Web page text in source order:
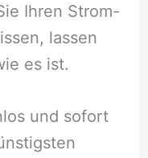
Ihren Strom-
lassen
es ist.
und sofort